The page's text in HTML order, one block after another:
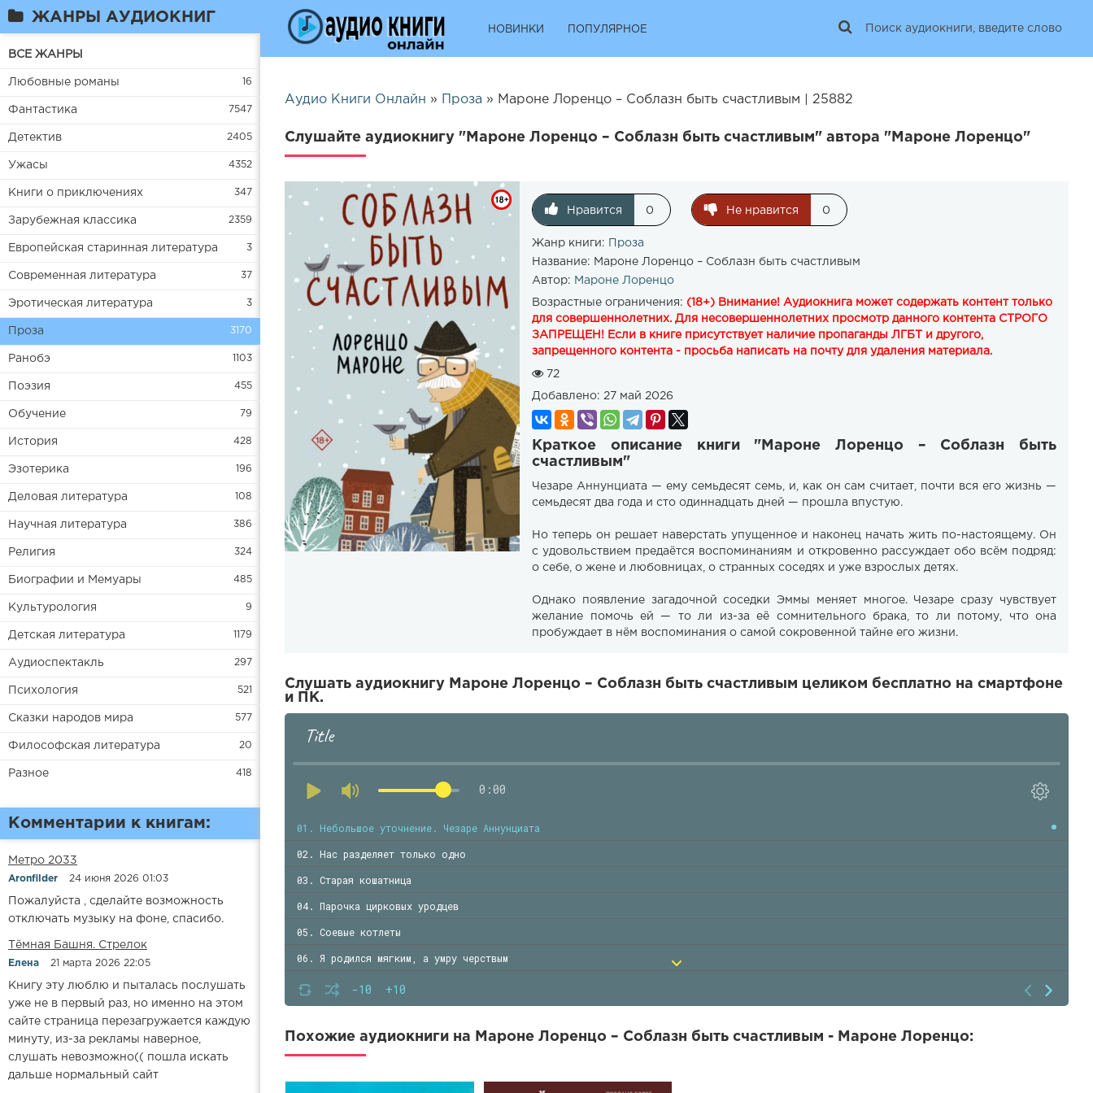
ЖАНРЫ АУДИОКНИГ
ВСЕ ЖАНРЫ
Любовные романы 16
Фантастика 7547
Детектив 2405
Ужасы 4352
Книги о приключениях 347
Зарубежная классика 2359
Европейская старинная литература 3
Современная литература 37
Эротическая литература 3
Проза 3170
Ранобэ 1103
Поэзия 455
Обучение 79
История 428
Эзотерика 196
Деловая литература 108
Научная литература 386
Религия 324
Биографии и Мемуары 485
Культурология 9
Детская литература 1179
Аудиоспектакль 297
Психология 521
Сказки народов мира 577
Философская литература 20
Разное 418
Комментарии к книгам:
Метро 2033
Aronfilder 24 июня 2026 01:03
Пожалуйста , сделайте возможность
отключать музыку на фоне, спасибо.
​​Тёмная Башня. Стрелок
Елена 21 марта 2026 22:05
Книгу эту люблю и пыталась послушать
уже не в первый раз, но именно на этом
сайте страница перезагружается каждую
минуту, из-за рекламы наверное,
слушать невозможно(( пошла искать
дальше нормальный сайт
НОВИНКИ ПОПУЛЯРНОЕ
Аудио Книги Онлайн » Проза » Мароне Лоренцо – Соблазн быть счастливым | 25882
Слушайте аудиокнигу "Мароне Лоренцо – Соблазн быть счастливым" автора "Мароне Лоренцо"
Нравится 0 Не нравится 0
Жанр книги:
Проза
Название: Мароне Лоренцо – Соблазн быть счастливым
Автор: Мароне Лоренцо
Возрастные ограничения: (18+) Внимание! Аудиокнига может содержать контент только
для совершеннолетних. Для несовершеннолетних просмотр данного контента СТРОГО
ЗАПРЕЩЕН! Если в книге присутствует наличие пропаганды ЛГБТ и другого,
запрещенного контента - просьба написать на почту для удаления материала.
72
Добавлено: 27 май 2026
Краткое описание книги "Мароне Лоренцо – Соблазн быть
счастливым"
Чезаре Аннунциата — ему семьдесят семь, и, как он сам считает, почти вся его жизнь —
семьдесят два года и сто одиннадцать дней — прошла впустую.
Но теперь он решает наверстать упущенное и наконец начать жить по-настоящему. Он
с удовольствием предаётся воспоминаниям и откровенно рассуждает обо всём подряд:
о себе, о жене и любовницах, о странных соседях и уже взрослых детях.
Однако появление загадочной соседки Эммы меняет многое. Чезаре сразу чувствует
желание помочь ей — то ли из-за её сомнительного брака, то ли потому, что она
пробуждает в нём воспоминания о самой сокровенной тайне его жизни.
Слушать аудиокнигу Мароне Лоренцо – Соблазн быть счастливым целиком бесплатно на смартфоне
и ПК.
Title
0:00
-10 +10
01. Небольшое уточнение. Чезаре Аннунциата
02. Нас разделяет только одно
03. Старая кошатница
04. Парочка цирковых уродцев
05. Соевые котлеты
06. Я родился мягким, а умру черствым
07. Упущения
08. Нельзя спасти того, кто этого не хочет
09. Первая из трех недосягаемых женщин
Похожие аудиокниги на Мароне Лоренцо – Соблазн быть счастливым - Мароне Лоренцо: